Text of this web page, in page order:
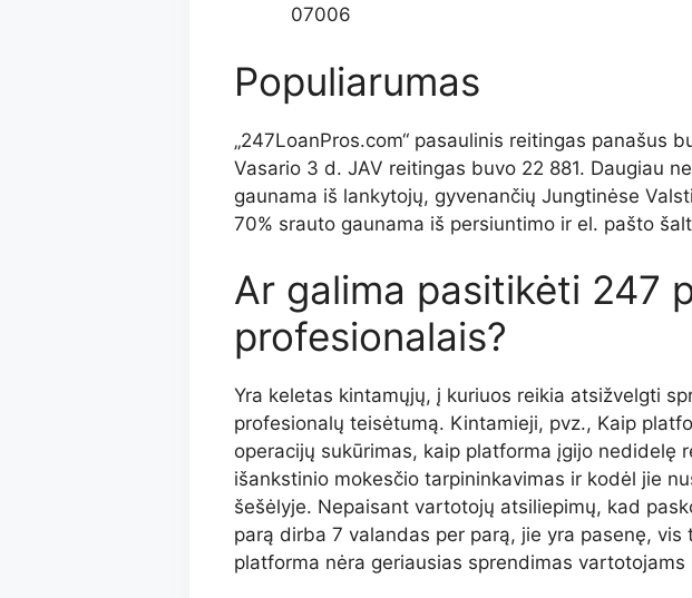
07006
Populiarumas
„247LoanPros.com“ pasaulinis reitingas panašus
Vasario 3 d. JAV reitingas buvo 22 881. Daugiau
gaunama iš lankytojų, gyvenančių Jungtinėse
70% srauto gaunama iš persiuntimo ir el. pašto
Ar galima pasitikėti 247
profesionalais?
Yra keletas kintamųjų, į kuriuos reikia atsižvelgti
profesionalų teisėtumą. Kintamieji, pvz., Kaip
operacijų sukūrimas, kaip platforma įgijo nedidelę
išankstinio mokesčio tarpininkavimas ir kodėl jie
šešėlyje. Nepaisant vartotojų atsiliepimų, kad
parą dirba 7 valandas per parą, jie yra pasenę, vis
platforma nėra geriausias sprendimas